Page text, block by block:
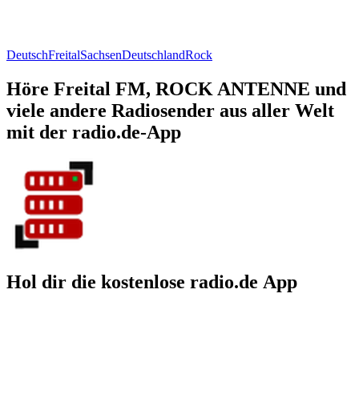
DeutschFreitalSachsenDeutschlandRock
Höre Freital FM, ROCK ANTENNE und
viele andere Radiosender aus aller Welt
mit der radio.de-App
Hol dir die kostenlose radio.de App